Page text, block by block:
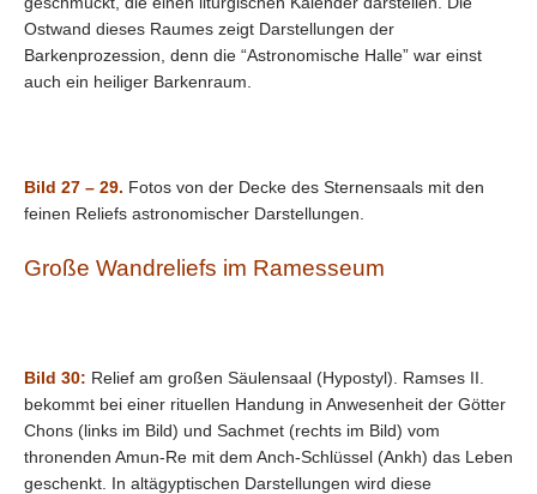
Ostwand dieses Raumes zeigt Darstellungen der
Barkenprozession, denn die “Astronomische Halle” war einst
auch ein heiliger Barkenraum.
Bild 27 – 29. Fotos von der Decke des Sternensaals mit den
feinen Reliefs astronomischer Darstellungen.
Große Wandreliefs im Ramesseum
Bild 30: Relief am großen Säulensaal (Hypostyl). Ramses II.
bekommt bei einer rituellen Handung in Anwesenheit der Götter
Chons (links im Bild) und Sachmet (rechts im Bild) vom
thronenden Amun-Re mit dem Anch-Schlüssel (Ankh) das Leben
geschenkt. In altägyptischen Darstellungen wird diese